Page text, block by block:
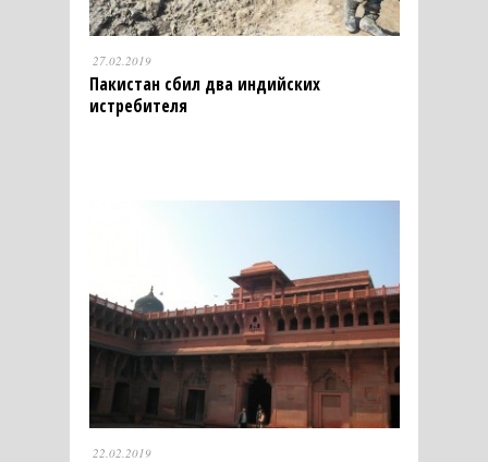
27.02.2019
Пакистан сбил два индийских
истребителя
22.02.2019